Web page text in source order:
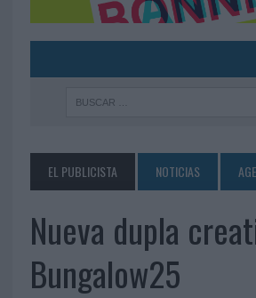
EL PUBLICISTA NOTICIAS
Nueva dupla
Bungalow25